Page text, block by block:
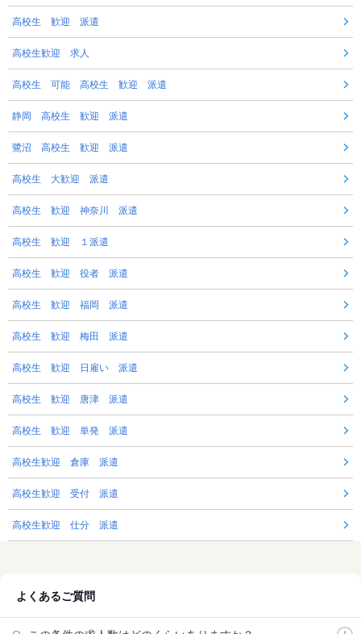
高校生 歓迎 派遣
高校生歓迎 求人
高校生 可能 高校生 歓迎 派遣
静岡 高校生 歓迎 派遣
鷺沼 高校生 歓迎 派遣
高校生 大歓迎 派遣
高校生 歓迎 神奈川 派遣
高校生 歓迎 １派遣
高校生 歓迎 役者 派遣
高校生 歓迎 福岡 派遣
高校生 歓迎 梅田 派遣
高校生 歓迎 日雇い 派遣
高校生 歓迎 唐津 派遣
高校生 歓迎 単発 派遣
高校生歓迎 倉庫 派遣
高校生歓迎 受付 派遣
高校生歓迎 仕分 派遣
よくあるご質問